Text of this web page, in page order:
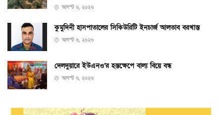
আগস্ট ৬, ২০২৬
কুমুদিনী হাসপাতালের সিকিউরিটি ইনচার্জ আলতাব বরখাস্ত
আগস্ট ৬, ২০২৬
দেলদুয়ারে ইউএনও’র হস্তক্ষেপে বাল্য বিয়ে বন্ধ
আগস্ট ৬, ২০২৬